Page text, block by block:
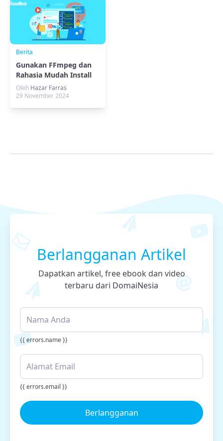
Berita
Gunakan FFmpeg dan
Rahasia Mudah Install
di VPS Linux
Oleh Hazar Farras
29 November 2024
Berlangganan Artikel
Dapatkan artikel, free ebook dan video
terbaru dari DomaiNesia
{{ errors.name }}
{{ errors.email }}
Berlangganan